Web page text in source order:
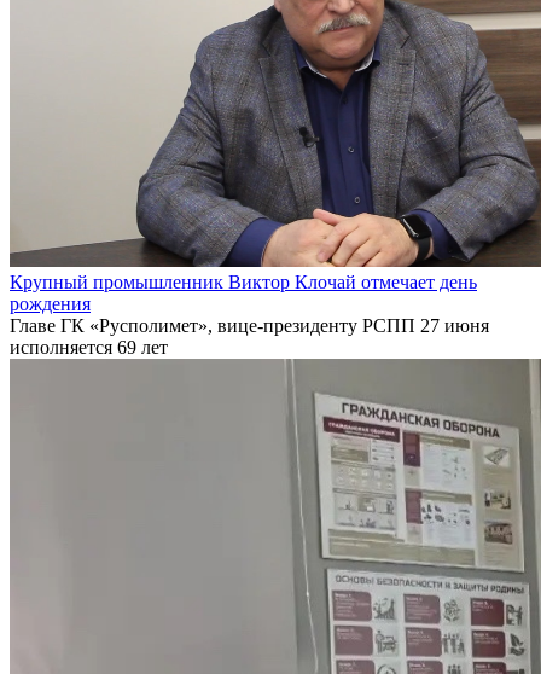
Крупный промышленник Виктор Клочай отмечает день
рождения
Главе ГК «Русполимет», вице-президенту РСПП 27 июня
исполняется 69 лет